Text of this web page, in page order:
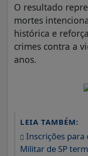
O resultado
mortes
histórica e
crimes contra a
anos.
LEIA TAMBÉM:
Inscrições para
Militar de SP